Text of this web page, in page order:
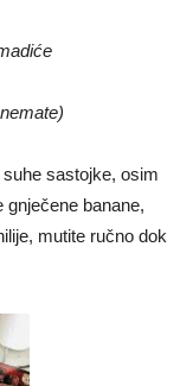
sastojke, osim
gnječene banane,
mutite ručno dok